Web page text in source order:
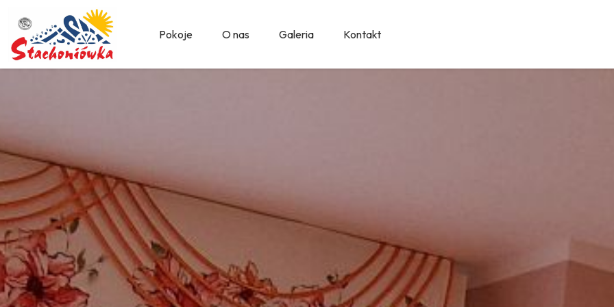
Pokoje O nas Galeria Kontakt